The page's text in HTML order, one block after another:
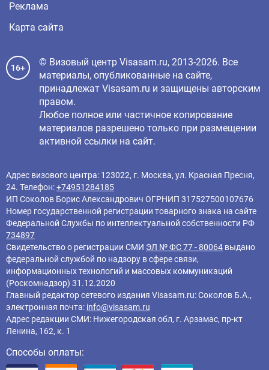
Реклама
Карта сайта
16+
© Визовый центр Visasam.ru, 2013-2026. Все
материалы, опубликованные на сайте,
принадлежат Visasam.ru и защищены авторским
правом.
Любое полное или частичное копирование
материалов разрешено только при размещении
активной ссылки на сайт.
Адрес визового центра: 123022, г. Москва, ул. Красная Пресня,
24. Телефон:+74951284185
ИП Соколов Борис Александрович ОГРНИП 317527500107676
Номер государственной регистрации товарного знака на сайте
Федеральной Службы по интеллектуальной собственности РФ
734897
Свидетельство о регистрации СМИ ЭЛ № ФС 77 - 80064 выдано
федеральной службой по надзору в сфере связи,
информационных технологий и массовых коммуникаций
(Роскомнадзор) 31.12.2020
Главный редактор cетевого издания Visasam.ru: Соколов Б.А.,
электронная почта: info@visasam.ru
Адрес редакции СМИ: Нижегородская обл, г. Арзамас, пр-кт
Ленина, 162, к. 1
Способы оплаты: